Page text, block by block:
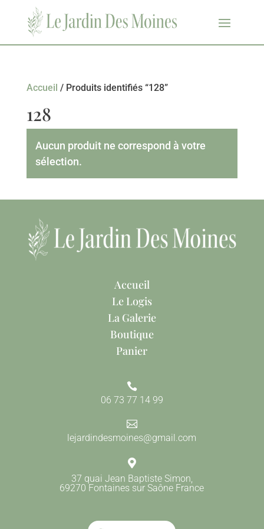
Accueil / Produits identifiés “128”
128
Aucun produit ne correspond à votre
sélection.
Accueil
Le Logis
La Galerie
Boutique
Panier

06 73 77 14 99

lejardindesmoines@gmail.com

37 quai Jean Baptiste Simon,
69270 Fontaines sur Saône France